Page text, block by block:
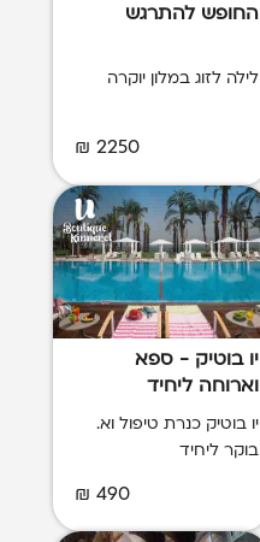
החופש להתרגש
לילה לזוג במלון יוקרה
2250 ₪
יו בוטיק - ספא
וארוחה ליחיד
יו בוטיק כנרת טיפול וא.
בוקר ליחיד
490 ₪